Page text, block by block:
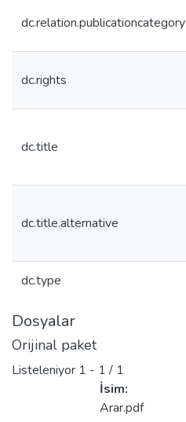
dc.relation.publicationcategory
dc.rights
dc.title
dc.title.alternative
dc.type
Dosyalar
Orijinal paket
Listeleniyor 1 - 1 / 1
İsim:
Arar.pdf